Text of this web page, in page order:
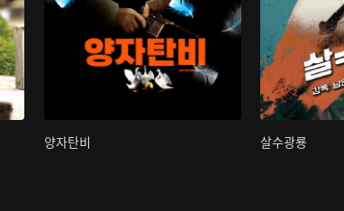
양자탄비 살수광룡